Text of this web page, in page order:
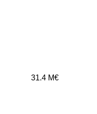
31.4 M€